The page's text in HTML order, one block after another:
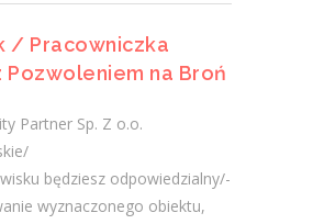
/ Pracowniczka
Pozwoleniem na Broń
Partner Sp. Z o.o.
będziesz odpowiedzialny/-
wyznaczonego obiektu,